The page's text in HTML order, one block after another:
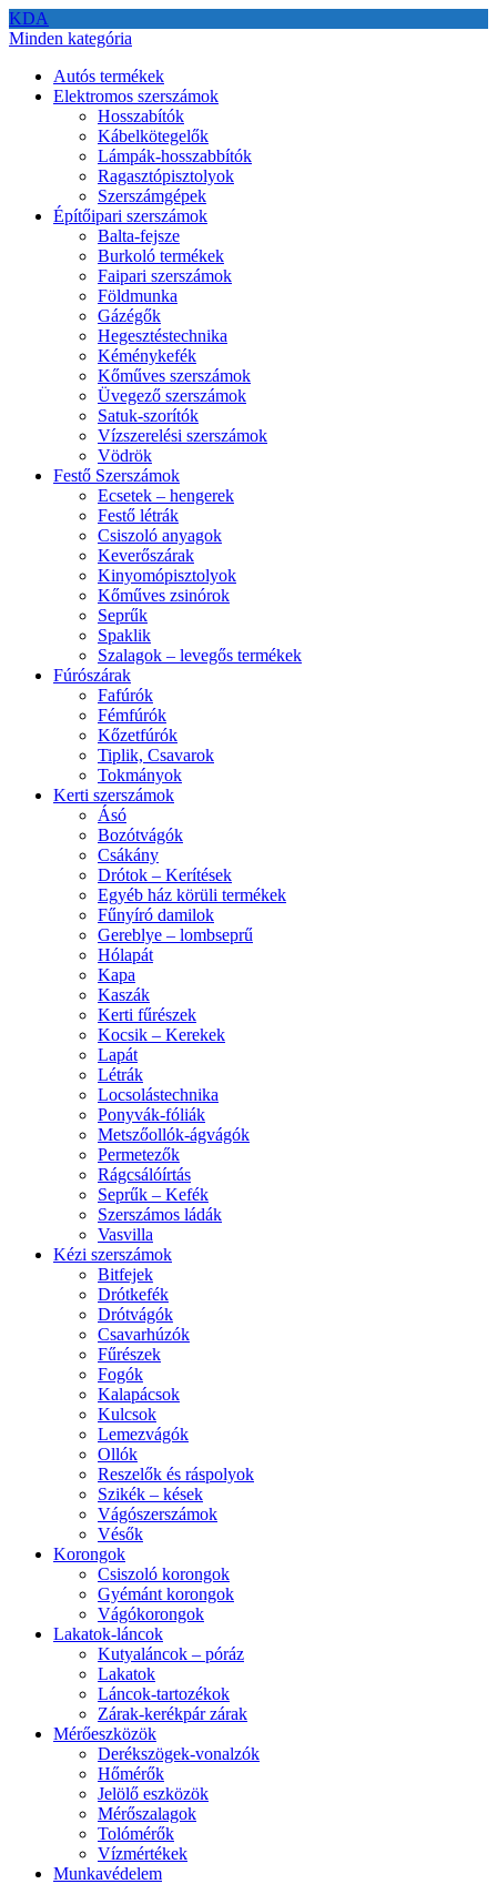
KDA
Minden kategória
Autós termékek
Elektromos szerszámok
Hosszabítók
Kábelkötegelők
Lámpák-hosszabbítók
Ragasztópisztolyok
Szerszámgépek
Építőipari szerszámok
Balta-fejsze
Burkoló termékek
Faipari szerszámok
Földmunka
Gázégők
Hegesztéstechnika
Kéménykefék
Kőműves szerszámok
Üvegező szerszámok
Satuk-szorítók
Vízszerelési szerszámok
Vödrök
Festő Szerszámok
Ecsetek – hengerek
Festő létrák
Csiszoló anyagok
Keverőszárak
Kinyomópisztolyok
Kőműves zsinórok
Seprűk
Spaklik
Szalagok – levegős termékek
Fúrószárak
Fafúrók
Fémfúrók
Kőzetfúrók
Tiplik, Csavarok
Tokmányok
Kerti szerszámok
Ásó
Bozótvágók
Csákány
Drótok – Kerítések
Egyéb ház körüli termékek
Fűnyíró damilok
Gereblye – lombseprű
Hólapát
Kapa
Kaszák
Kerti fűrészek
Kocsik – Kerekek
Lapát
Létrák
Locsolástechnika
Ponyvák-fóliák
Metszőollók-ágvágók
Permetezők
Rágcsálóírtás
Seprűk – Kefék
Szerszámos ládák
Vasvilla
Kézi szerszámok
Bitfejek
Drótkefék
Drótvágók
Csavarhúzók
Fűrészek
Fogók
Kalapácsok
Kulcsok
Lemezvágók
Ollók
Reszelők és ráspolyok
Szikék – kések
Vágószerszámok
Vésők
Korongok
Csiszoló korongok
Gyémánt korongok
Vágókorongok
Lakatok-láncok
Kutyaláncok – póráz
Lakatok
Láncok-tartozékok
Zárak-kerékpár zárak
Mérőeszközök
Derékszögek-vonalzók
Hőmérők
Jelölő eszközök
Mérőszalagok
Tolómérők
Vízmértékek
Munkavédelem